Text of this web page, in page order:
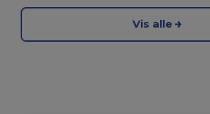
Vis alle